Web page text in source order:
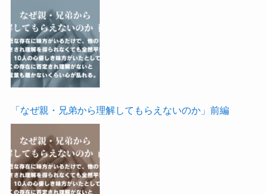
「なぜ親・兄弟から理解してもらえないのか」前編